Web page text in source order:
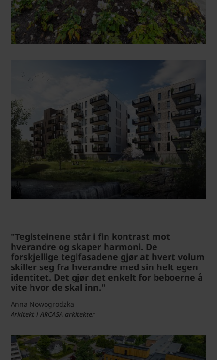
"Teglsteinene står i fin kontrast mot
hverandre og skaper harmoni. De
forskjellige teglfasadene gjør at hvert volum
skiller seg fra hverandre med sin helt egen
identitet. Det gjør det enkelt for beboerne å
vite hvor de skal inn."
Anna Nowogrodzka
Arkitekt i ARCASA arkitekter